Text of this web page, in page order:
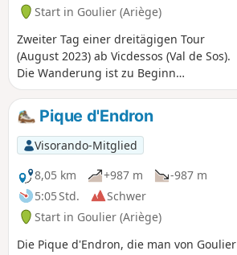
Start in Goulier (Ariège)
Zweiter Tag einer dreitägigen Tour
(August 2023) ab Vicdessos (Val de Sos).
Die Wanderung ist zu Beginn
anspruchsvoll. Von (2) bis (8), Steigung
30 %, Entfernung 3 km, positiver
Höhenunterschied 1000 m. Hinter dem
(6) belohnen die wunderschönen
Landschaften für die Anstrengung, die
nötig ist, um die Crête du Sarrasi (8) zu
erreichen. Von diesem hohen Punkt aus
folgt ein schöner Abstieg, immer mit
herrlichen Ausblicken. Vom Col de Grail
(13) aus ist der Rückweg über
Pique d'Endron
Visorando-Mitglied
8,05 km
+987 m
-987 m
5:05 Std.
Schwer
Start in Goulier (Ariège)
Die Pique d'Endron, die man von Goulier